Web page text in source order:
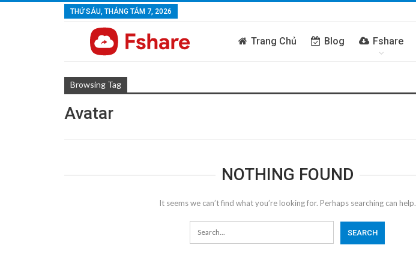
THỨ SÁU, THÁNG TÁM 7, 2026
Trang Chủ Blog Fshare
Browsing Tag
Avatar
NOTHING FOUND
It seems we can’t find what you’re looking for. Perhaps searching can help.